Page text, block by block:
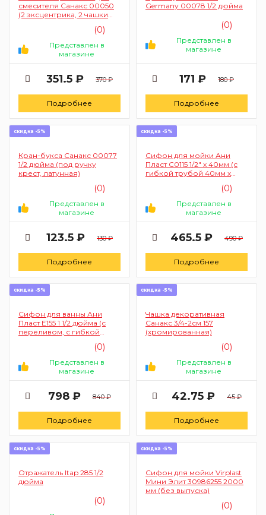
смесителя Санакс 00050
(2 эксцентрика, 2 чашки
(0)
Представлен в
магазине
351.5 ₽ 370 ₽
Подробнее
Germany 00078 1/2 дюйма
(0)
Представлен в
магазине
171 ₽ 180 ₽
Подробнее
скидка -5%
Кран-букса Санакс 00077
1/2 дюйма (под ручку
крест, латунная)
(0)
Представлен в
магазине
123.5 ₽ 130 ₽
Подробнее
скидка -5%
Сифон для мойки Ани
Пласт C0115 1/2" х 40мм (с
гибкой трубой 40мм х
(0)
Представлен в
магазине
465.5 ₽ 490 ₽
Подробнее
скидка -5%
Сифон для ванны Ани
Пласт Е155 1 1/2 дюйма (с
переливом, с гибкой
(0)
Представлен в
магазине
798 ₽ 840 ₽
Подробнее
скидка -5%
Чашка декоративная
Санакс 3/4-2см 157
(хромированная)
(0)
Представлен в
магазине
42.75 ₽ 45 ₽
Подробнее
скидка -5%
Отражатель Itap 285 1/2
дюйма
(0)
скидка -5%
Сифон для мойки Virplast
Мини Элит 30986255 2000
мм (без выпуска)
(0)